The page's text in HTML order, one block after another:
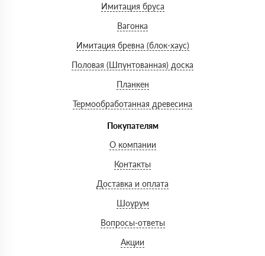
Имитация бруса
Вагонка
Имитация бревна (блок-хаус)
Половая (Шпунтованная) доска
Планкен
Термообработанная древесина
Покупателям
О компании
Контакты
Доставка и оплата
Шоурум
Вопросы-ответы
Акции